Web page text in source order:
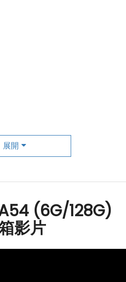
展開
(6G/128G)
影片